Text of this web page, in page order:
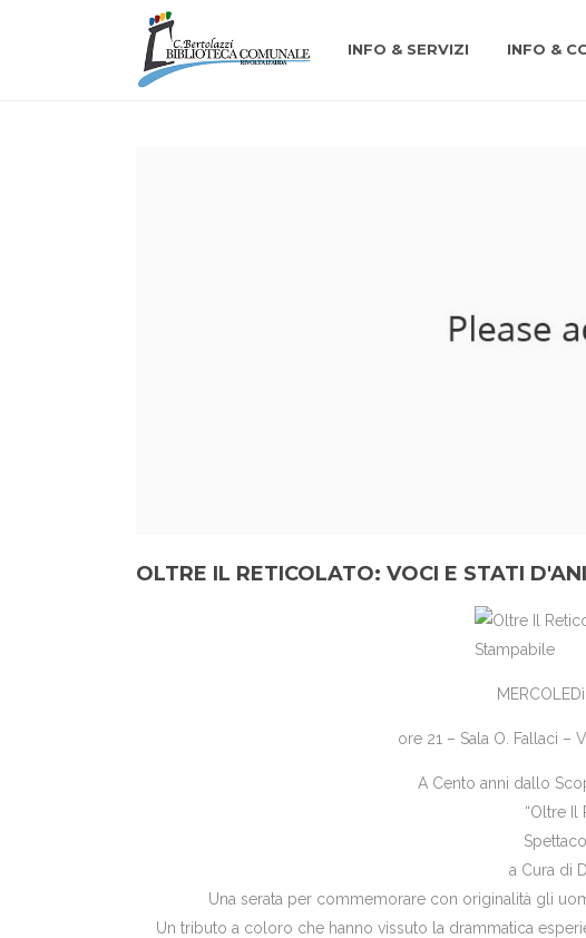
INFO & SERVIZI INFO &
OLTRE IL RETICOLATO: VOCI E STATI
ore 21 – Sala O. Fallaci –
A Cento anni dallo
“Oltre Il
a Cura di
Una serata per commemorare con originalità gli
Un tributo a coloro che hanno vissuto la drammatica